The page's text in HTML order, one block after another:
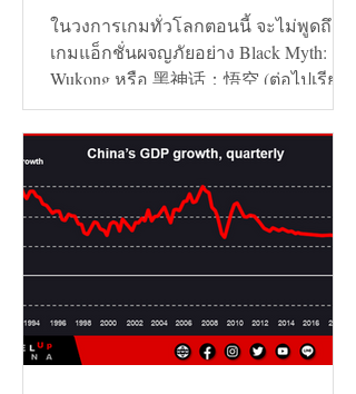
ในวงการเกมทั่วโลกตอนนี้ จะไม่พูดถึง
เกมแอ็กชั่นผจญภัยอย่าง Black Myth:
Wukong หรือ 黑神话：悟空 (ต่อไปเรียก
ว่า เกมหงอคง) ไม่ได้เลย...